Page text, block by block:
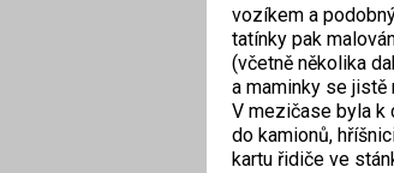
vozíkem a
tatínky pak
(včetně několika
a maminky se jistě
V mezičase byla k
do kamionů,
kartu řidiče ve